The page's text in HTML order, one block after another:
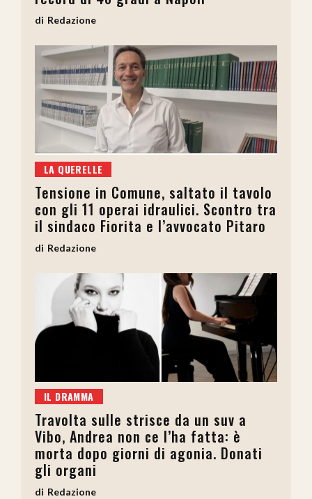
Redazione
LA QUERELLE
Tensione in Comune, saltato il tavolo
con gli 11 operai idraulici. Scontro tra
il sindaco Fiorita e l’avvocato Pitaro
Redazione
IL DRAMMA
Travolta sulle strisce da un suv a
Vibo, Andrea non ce l’ha fatta: è
morta dopo giorni di agonia. Donati
gli organi
Redazione